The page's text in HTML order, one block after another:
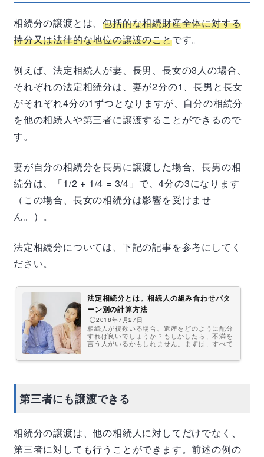
相続分の譲渡とは、包括的な相続財産全体に対する
持分又は法律的な地位の譲渡のことです。
例えば、法定相続人が妻、長男、長女の3人の場合、
それぞれの法定相続分は、妻が2分の1、長男と長女
がそれぞれ4分の1ずつとなりますが、自分の相続分
を他の相続人や第三者に譲渡することができるので
す。
妻が自分の相続分を長男に譲渡した場合、長男の相
続分は、「1/2 + 1/4 = 3/4」で、4分の3になります
（この場合、長女の相続分は影響を受けませ
ん。）。
法定相続分については、下記の記事を参考にしてく
ださい。
法定相続分とは。相続人の組み合わせパタ
ーン別の計算方法
🕒️2018年7月27日
相続人が複数いる場合、遺産をどのように配分
すれば良いでしょうか？もしかしたら、不満を
言う人がいるかもしれません。まずは、すべて
しないといけません。相続税申告は、故人の死
は是非、参考にしてください。法定相続分と
は？法定相続分の意味法定相続分とは、法律で
第三者にも譲渡できる
相続分の譲渡は、他の相続人に対してだけでなく、
第三者に対しても行うことができます。前述の例の